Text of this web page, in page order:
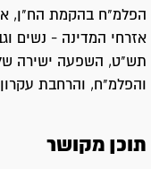
הפלמ"ח בהקמת הח"ן,
אזרחי המדינה - נשים
תש"ט, השפעה ישירה
והפלמ"ח, והרחבת
תוכן מקושר